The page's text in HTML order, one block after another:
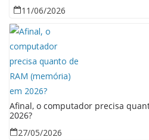
11/06/2026
Afinal, o computador precisa
2026?
27/05/2026